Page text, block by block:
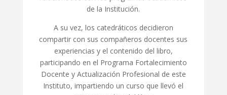
de la Institución.
A su vez, los catedráticos decidieron
compartir con sus compañeros docentes sus
experiencias y el contenido del libro,
participando en el Programa Fortalecimiento
Docente y Actualización Profesional de este
Instituto, impartiendo un curso que llevó el